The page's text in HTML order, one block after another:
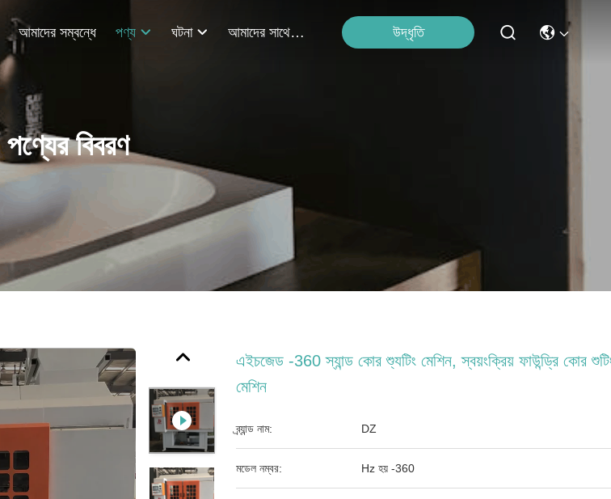
আমাদের সম্বন্ধে পণ্য ঘটনা আমাদের সাথে যোগাযোগ উদ্ধৃতি
পণ্যের বিবরণ
এইচজেড -360 স্যান্ড কোর শ্যুটিং মেশিন, স্বয়ংক্রিয় ফাউন্ড্রি কোর
মেশিন
ব্র্যান্ড নাম: DZ
মডেল নম্বর: Hz হয় -360